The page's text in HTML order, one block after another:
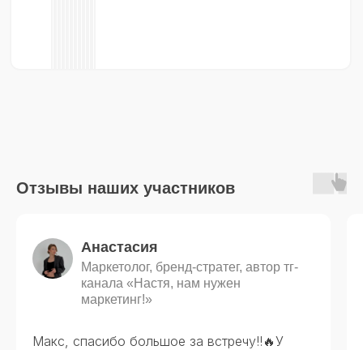
Отзывы наших участников
Анастасия
Маркетолог, бренд-стратег, автор тг-
канала «Настя, нам нужен
маркетинг!»
Макс, спасибо большое за встречу!!🔥У